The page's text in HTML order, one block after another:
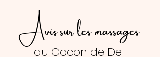
Avis sur les massages
du Cocon de Del